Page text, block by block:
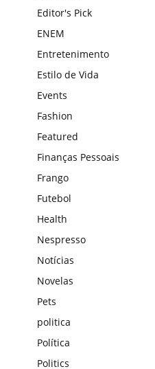
Editor's Pick
ENEM
Entretenimento
Estilo de Vida
Events
Fashion
Featured
Finanças Pessoais
Frango
Futebol
Health
Nespresso
Notícias
Novelas
Pets
politica
Política
Politics